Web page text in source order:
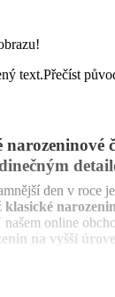
text.Přečíst
narozeninové
den v roce
klasické
online
na vyšší
narozeninové
pro jakoukoli